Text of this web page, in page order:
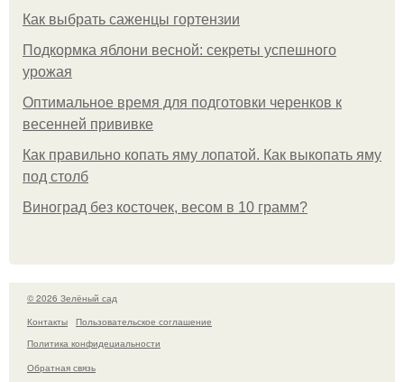
Как выбрать саженцы гортензии
Подкормка яблони весной: секреты успешного
урожая
Оптимальное время для подготовки черенков к
весенней прививке
Как правильно копать яму лопатой. Как выкопать яму
под столб
Виноград без косточек, весом в 10 грамм?
© 2026 Зелёный сад
Контакты
Пользовательское соглашение
Политика конфидециальности
Обратная связь